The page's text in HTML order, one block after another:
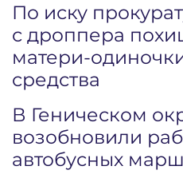
По иску
с дроппера
матери-
средства
В Геническом
возобновили
автобусных